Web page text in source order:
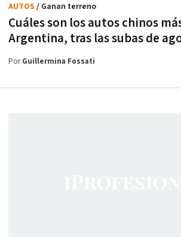
Cuáles son los autos chinos
Argentina, tras las subas de
AUTOS / Ganan terreno
PorGuillermina Fossati